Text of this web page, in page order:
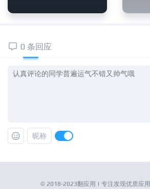
0 条回应
昵称
© 2018-2023翻应用 | 专注发现优质应用